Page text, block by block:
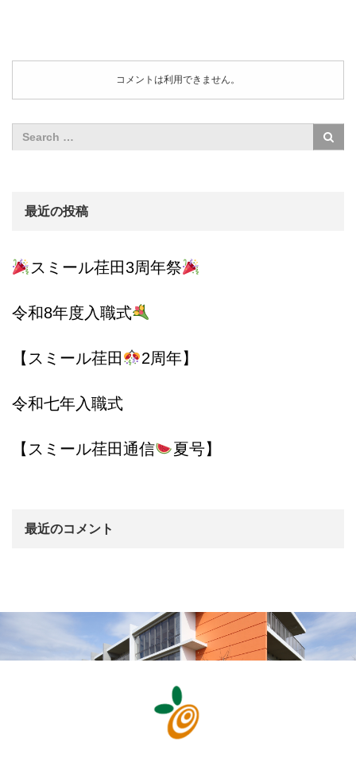
コメントは利用できません。
最近の投稿
スミール荏田3周年祭
令和8年度入職式
【スミール荏田 2周年】
令和七年入職式
【スミール荏田通信 夏号】
最近のコメント